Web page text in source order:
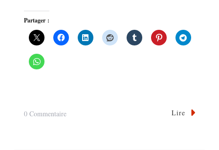
Partager :
0 CommentaireSur
Lire